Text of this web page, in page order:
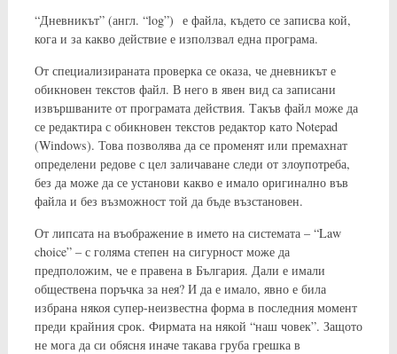
“Дневникът” (англ. “log”) е файла, където се записва кой,
кога и за какво действие е използвал една програма.
От специализираната проверка се оказа, че дневникът е
обикновен текстов файл. В него в явен вид са записани
извършваните от програмата действия. Такъв файл може да
се редактира с обикновен текстов редактор като Notepad
(Windows). Това позволява да се променят или премахнат
определени редове с цел заличаване следи от злоупотреба,
без да може да се установи какво е имало оригинално във
файла и без възможност той да бъде възстановен.
От липсата на въображение в името на системата – “Law
choice” – с голяма степен на сигурност може да
предположим, че е правена в България. Дали е имали
обществена поръчка за нея? И да е имало, явно е била
избрана някоя супер-неизвестна форма в последния момент
преди крайния срок. Фирмата на някой “наш човек”. Защото
не мога да си обясня иначе такава груба грешка в